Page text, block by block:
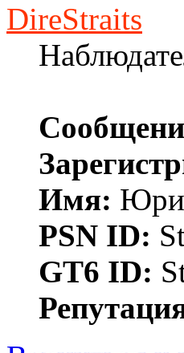
DireStraits
Имя:
PSN ID:
GT6 ID: